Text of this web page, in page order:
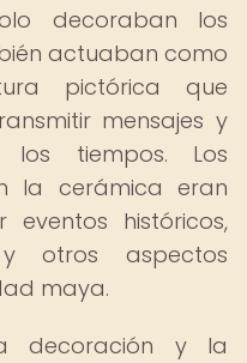
decoraban los
actuaban como
pictórica que
mensajes y
tiempos. Los
la cerámica eran
históricos,
otros aspectos
maya.
decoración y la